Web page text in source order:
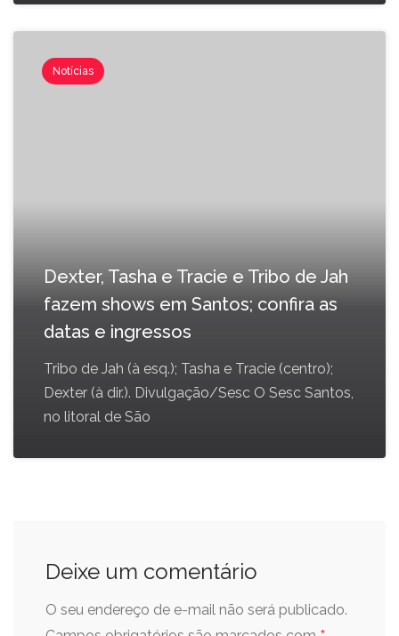
Notícias
Dexter, Tasha e Tracie e Tribo de Jah
fazem shows em Santos; confira as
datas e ingressos
Tribo de Jah (à esq.); Tasha e Tracie (centro);
Dexter (à dir.). Divulgação/Sesc O Sesc Santos,
no litoral de São
Deixe um comentário
O seu endereço de e-mail não será publicado.